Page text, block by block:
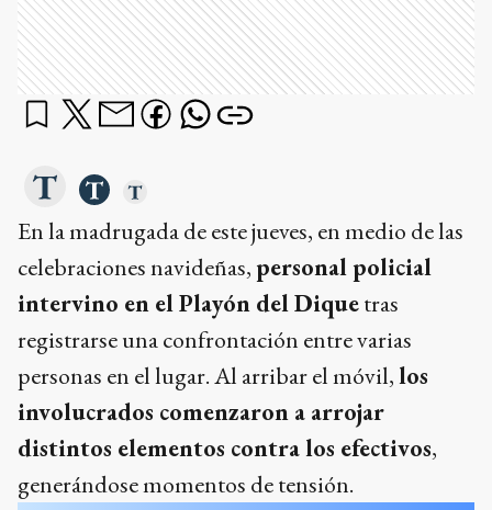
En la madrugada de este jueves, en medio de las
celebraciones navideñas, personal policial
intervino en el Playón del Diquetras
registrarse una confrontación entre varias
personas en el lugar. Al arribar el móvil,los
involucrados comenzaron a arrojar
distintos elementos contra los efectivos,
generándose momentos de tensión.